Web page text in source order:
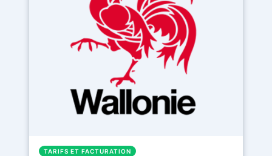
TARIFS ET FACTURATION